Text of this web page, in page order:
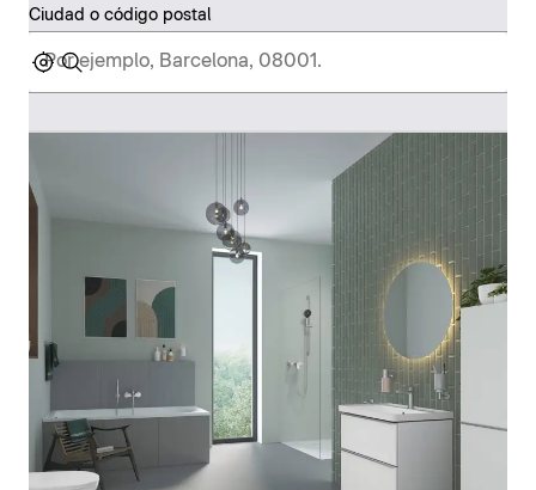
Ciudad o código postal